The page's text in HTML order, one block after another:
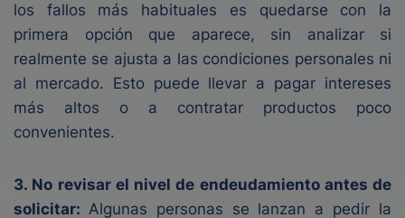
los fallos más habituales es quedarse con la
primera opción que aparece, sin analizar si
realmente se ajusta a las condiciones personales ni
al mercado. Esto puede llevar a pagar intereses
más altos o a contratar productos poco
convenientes.
3. No revisar el nivel de endeudamiento antes de
solicitar: Algunas personas se lanzan a pedir la